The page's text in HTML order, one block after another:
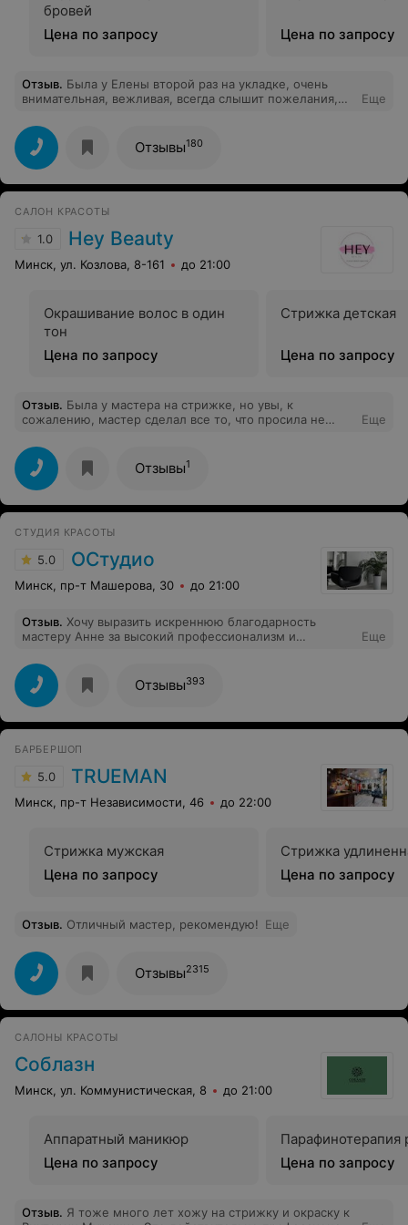
бровей
Цена по запросу
Цена по запросу
Отзыв. Была у Елены второй раз на укладке, очень
внимательная, вежливая, всегда слышит пожелания,
Еще
Отзывы180
САЛОН КРАСОТЫ
1.0 Hey Beauty
Минск, ул. Козлова, 8-161 до 21:00
Окрашивание волос в один
тон
Цена по запросу
Стрижка детская
Цена по запросу
Отзыв. Была у мастера на стрижке, но увы, к
сожалению, мастер сделал все то, что просила не
Еще
Отзывы1
СТУДИЯ КРАСОТЫ
5.0 ОСтудио
Минск, пр-т Машерова, 30 до 21:00
Отзыв. Хочу выразить искреннюю благодарность
мастеру Анне за высокий профессионализм и
посещаю её уже около 20 лет, и с каждым годом её
опыт, уверенность и мастерство только растут и
совершенствуются. Анна всегда стремится подобрать
именно тот уход, который максимально подходит
моим волосам и образу. Результат её работы
здоровыми, ухоженными и красивыми. За всё время я
ни разу не задумывалась о смене мастера —
исключение составляют лишь её ученики, которых она
лично обучала и которым передала свой
профессиональный подход. Дорогие девушки,
кому-либо другому.
Еще
Отзывы393
БАРБЕРШОП
5.0 TRUEMAN
Минск, пр-т Независимости, 46 до 22:00
Стрижка мужская
Цена по запросу
Стрижка
Цена по запросу
Отзыв. Отличный мастер, рекомендую! Еще
Отзывы2315
САЛОНЫ КРАСОТЫ
Соблазн
Минск, ул. Коммунистическая, 8 до 21:00
Аппаратный маникюр
Цена по запросу
Парафинотерапия
Цена по запросу
Отзыв. Я тоже много лет хожу на стрижку и окраску к